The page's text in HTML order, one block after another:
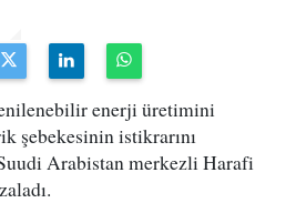
enerji üretimini
şebekesinin istikrarını
Arabistan merkezli Harafi